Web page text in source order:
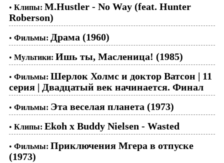
• Клипы: M.Hustler - No Way (feat. Hunter
Roberson)
• Фильмы: Драма (1960)
• Мультики: Ишь ты, Масленица! (1985)
• Фильмы: Шерлок Холмс и доктор Ватсон | 11
серия | Двадцатый век начинается. Финал
• Фильмы: Эта веселая планета (1973)
• Клипы: Ekoh x Buddy Nielsen - Wasted
• Фильмы: Приключения Мгера в отпуске
(1973)